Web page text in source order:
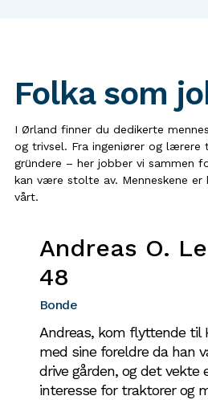
Folka som
I Ørland finner du dedikerte
og trivsel. Fra ingeniører og lærere
gründere – her jobber vi sammen
kan være stolte av. Menneskene
vårt.
Andreas O.
48
Bonde
Andreas, kom flyttende til
med sine foreldre da han
drive gården, og det vekte
interesse for traktorer og